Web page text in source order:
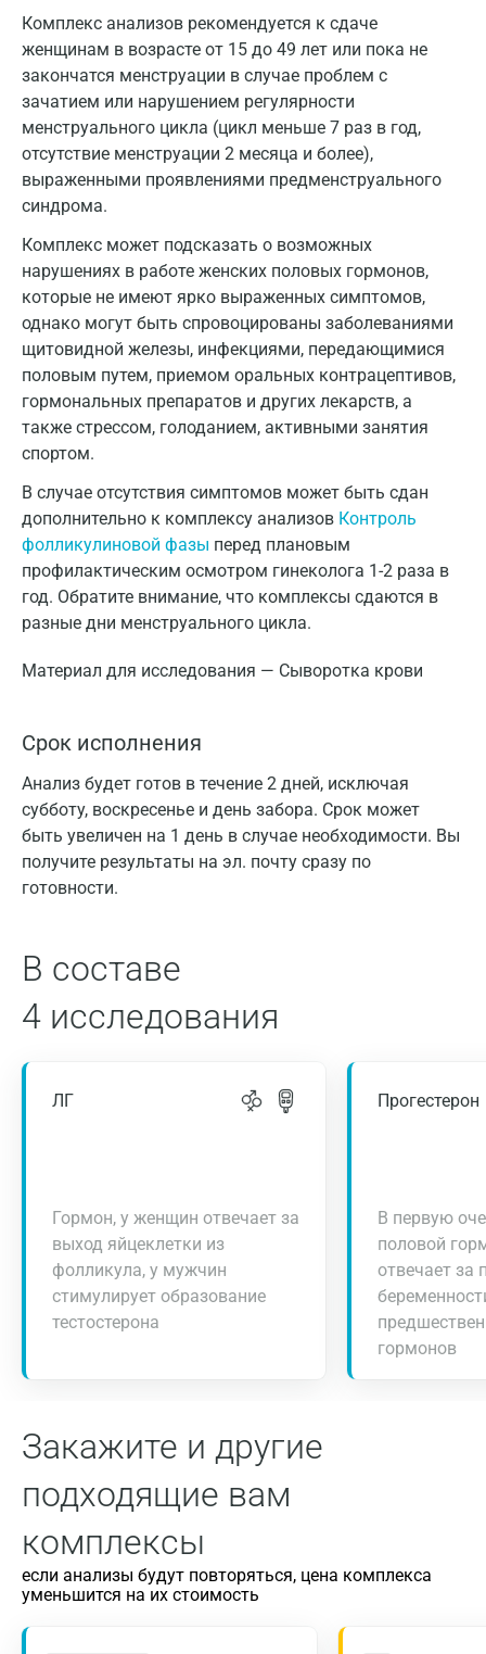
Комплекс анализов рекомендуется к сдаче
женщинам в возрасте от 15 до 49 лет или пока не
закончатся менструации в случае проблем с
зачатием или нарушением регулярности
менструального цикла (цикл меньше 7 раз в год,
отсутствие менструации 2 месяца и более),
выраженными проявлениями предменструального
синдрома.
Комплекс может подсказать о возможных
нарушениях в работе женских половых гормонов,
которые не имеют ярко выраженных симптомов,
однако могут быть спровоцированы заболеваниями
щитовидной железы, инфекциями, передающимися
половым путем, приемом оральных контрацептивов,
гормональных препаратов и других лекарств, а
также стрессом, голоданием, активными занятия
спортом.
В случае отсутствия симптомов может быть сдан
дополнительно к комплексу анализов Контроль
фолликулиновой фазы перед плановым
профилактическим осмотром гинеколога 1-2 раза в
год. Обратите внимание, что комплексы сдаются в
разные дни менструального цикла.
Материал для исследования — Сыворотка крови
Срок исполнения
Анализ будет готов в течение 2 дней, исключая
субботу, воскресенье и день забора. Срок может
быть увеличен на 1 день в случае необходимости. Вы
получите результаты на эл. почту сразу по
готовности.
В составе
4 исследования
ЛГ
Гормон, у женщин отвечает за
выход яйцеклетки из
фолликула, у мужчин
стимулирует образование
тестостерона
Прогестерон
В первую
половой
отвечает за
гормонов
Закажите и другие
подходящие вам
комплексы
если анализы будут повторяться, цена комплекса
уменьшится на их стоимость